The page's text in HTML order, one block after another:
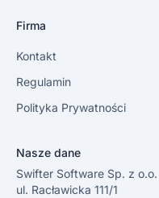
Firma
Kontakt
Regulamin
Polityka Prywatności
Nasze dane
Swifter Software Sp. z o.o.
ul. Racławicka 111/1